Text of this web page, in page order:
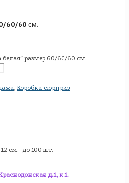
60/60 см.
белая” размер 60/60/60 см.
, Коробка-сюрприз
см.- до 100 шт.
д.1, к.1.